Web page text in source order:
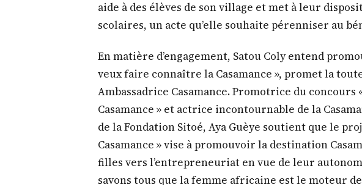
aide à des élèves de son village et met à leur
scolaires, un acte qu’elle souhaite pérenniser au
En matière d’engagement, Satou Coly entend
veux faire connaître la Casamance », promet la
Ambassadrice Casamance. Promotrice du concours
Casamance » et actrice incontournable de la
de la Fondation Sitoé, Aya Guèye soutient que le
Casamance » vise à promouvoir la destination
filles vers l’entrepreneuriat en vue de leur
savons tous que la femme africaine est le moteur